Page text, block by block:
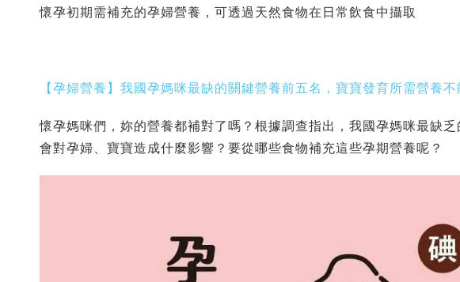
懷孕初期需補充的孕婦營養，可透過天然食物在日常飲食中攝取
【孕婦營養】我國孕媽咪最缺的關鍵營養前五名，寶寶發育所需營養
懷孕媽咪們，妳的營養都補對了嗎？根據調查指出，我國孕媽咪最缺
會對孕婦、寶寶造成什麼影響？要從哪些食物補充這些孕期營養呢 ？